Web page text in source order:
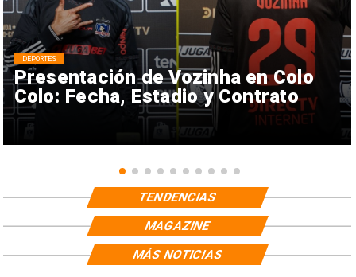
Presentación de Vozinha en Colo
Colo: Fecha, Estadio y Contrato
DEPORTES
TENDENCIAS
MAGAZINE
MÁS NOTICIAS